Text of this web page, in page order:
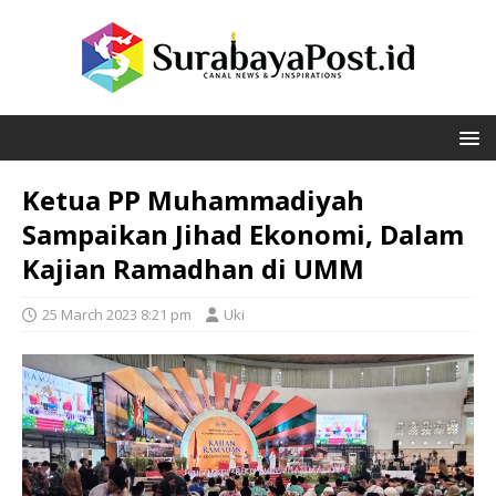
Ketua PP Muhammadiyah
Sampaikan Jihad Ekonomi, Dalam
Kajian Ramadhan di UMM
25 March 2023 8:21 pm Uki